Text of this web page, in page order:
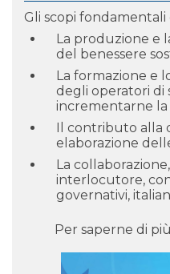
Gli scopi fondamentali
La produzione e
del benessere
La formazione e
degli operatori di
incrementarne la
Il contributo alla
elaborazione
La
interlocutore,
governativi,
Per saperne di